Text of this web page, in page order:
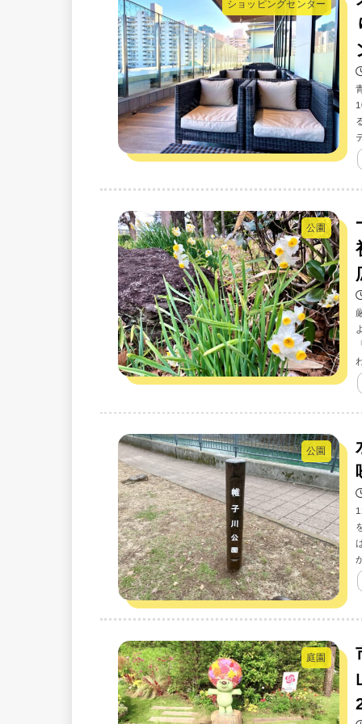
ショッピングセンター
公園
公園
庭園